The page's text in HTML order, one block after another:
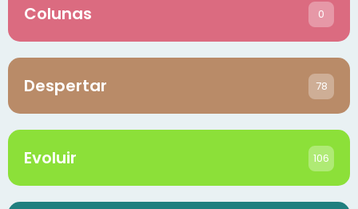
Colunas 0
Despertar 78
Evoluir 106